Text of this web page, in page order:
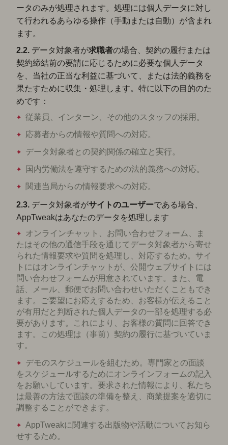
ータのみが処理されます。処理には個人データに対し
て行われるあらゆる操作（手動または自動）が含まれ
ます。
2.2. データ対象者が求職者の場合、契約の履行または
契約締結前の要請に応じるために必要な個人データ
を、当社の正当な利益に基づいて、または法的義務を
果たすために収集・処理します。特に以下の目的のた
めです：
従業員、インターン、その他のスタッフの採用。
応募者からの情報や質問への対応。
データ対象者との契約関係の確立と実行。
国内労働法を遵守するための法的義務への対応。
関連当局からの情報要求への対応。
2.3. データ対象者がサイトのユーザーである場合、
AppTweakはあなたのデータを処理します
オンラインチャット、お問い合わせフォーム、ま
たはその他の通信手段を通じてデータ対象者から寄せ
られた情報要求や質問を処理し、対応するため。サイ
トにはオンラインチャットが、公開ウェブサイトには
問い合わせフォームが用意されています。また、電
話、メール、郵便でお問い合わせいただくこともでき
ます。ご要望にお応えするため、お客様が伝えること
が有用だと判断された個人データの一部を処理する必
要があります。これにより、お客様の質問に回答でき
ます。この処理は（事前）契約の履行に基づいていま
す。
デモのスケジュールを組むため。専門家との面談
をスケジュールするためにオンラインフォームの記入
をお願いしています。要求された情報により、私たち
は最善の方法で面談の準備を整え、商業提案を適切に
調整することができます。
AppTweakに関連する出版物や活動についてお知ら
せするため。